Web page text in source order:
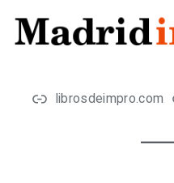
librosdeimpro.com